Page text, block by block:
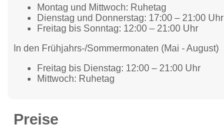
Montag und Mittwoch: Ruhetag
Dienstag und Donnerstag: 17:00 – 21:00 Uhr
Freitag bis Sonntag: 12:00 – 21:00 Uhr
In den Frühjahrs-/Sommermonaten (Mai - August)
Freitag bis Dienstag: 12:00 – 21:00 Uhr
Mittwoch: Ruhetag
Preise